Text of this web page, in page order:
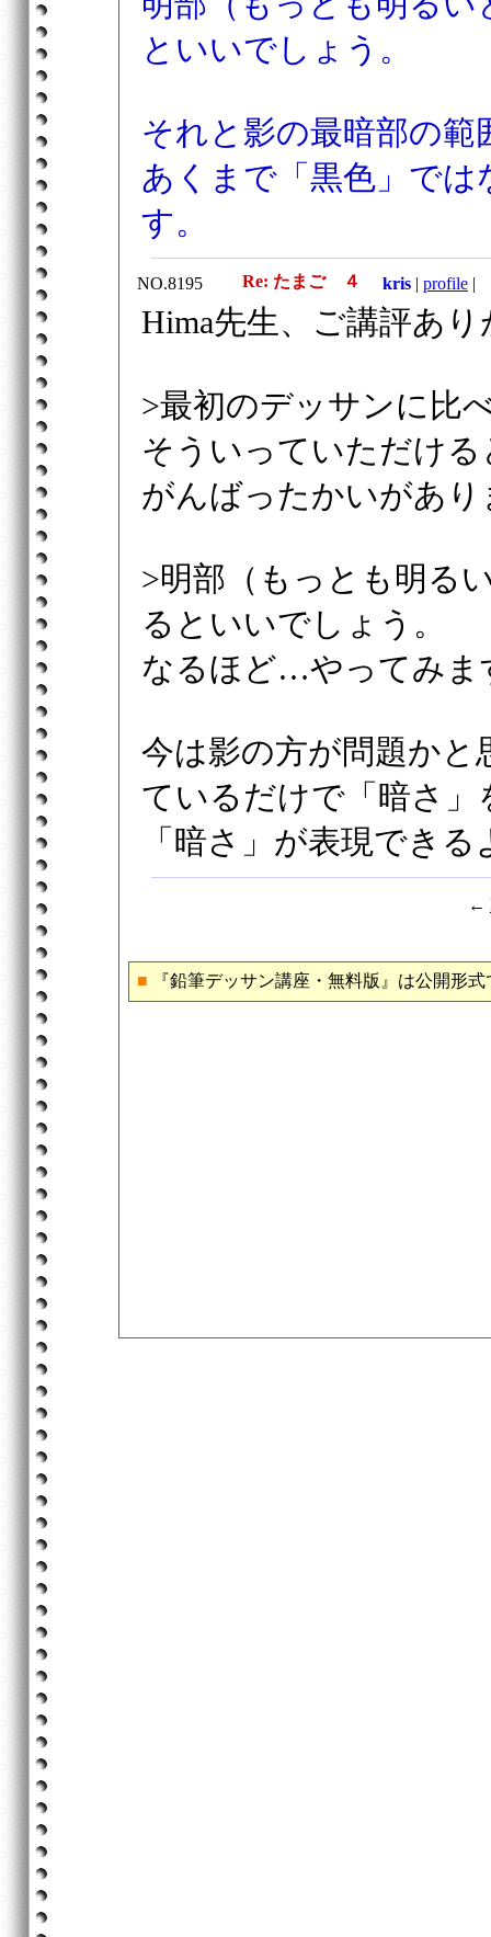
といいでしょう。
それと影の最暗部の
あくまで「黒色」で
す。
NO.8195 Re: たまご ４ kris | profile |
Hima先生、ご講評あ
>最初のデッサンに比
そういっていただけ
がんばったかいがあり
>明部（もっとも明る
るといいでしょう。
なるほど…やってみま
今は影の方が問題か
ているだけで「暗さ」
「暗さ」が表現でき
←
■ 『鉛筆デッサン講座・無料版』は公開形